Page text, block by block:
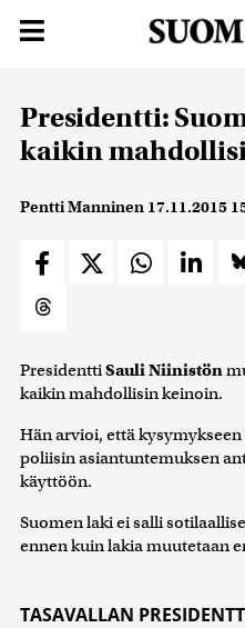
Presidentti:
kaikin
Pentti Manninen 17.11.2015
PresidenttiSauli Niinistön
kaikin mahdollisin keinoin.
Hän arvioi, että
poliisin asiantuntemuksen
käyttöön.
Suomen laki ei salli
ennen kuin lakia muutetaan
TASAVALLAN